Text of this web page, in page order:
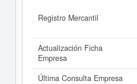
Registro Mercantil
Actualización Ficha
Empresa
Última Consulta Empresa